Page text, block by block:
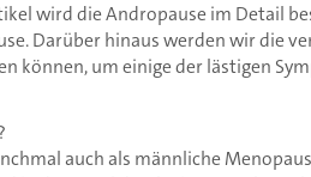
wird die Andropause im Detail
Darüber hinaus werden wir die
können, um einige der lästigen
auch als männliche